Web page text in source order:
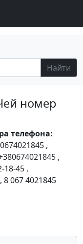
Найти
номер
телефона:
0674021845 ,
,
18-45 ,
, 8 067 4021845